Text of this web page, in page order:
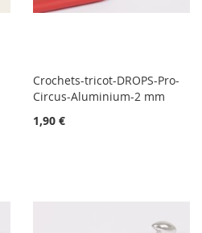
Crochets-tricot-DROPS-Pro-
Circus-Aluminium-2 mm
1,90 €